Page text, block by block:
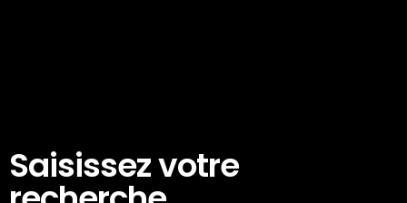
Saisissez votre